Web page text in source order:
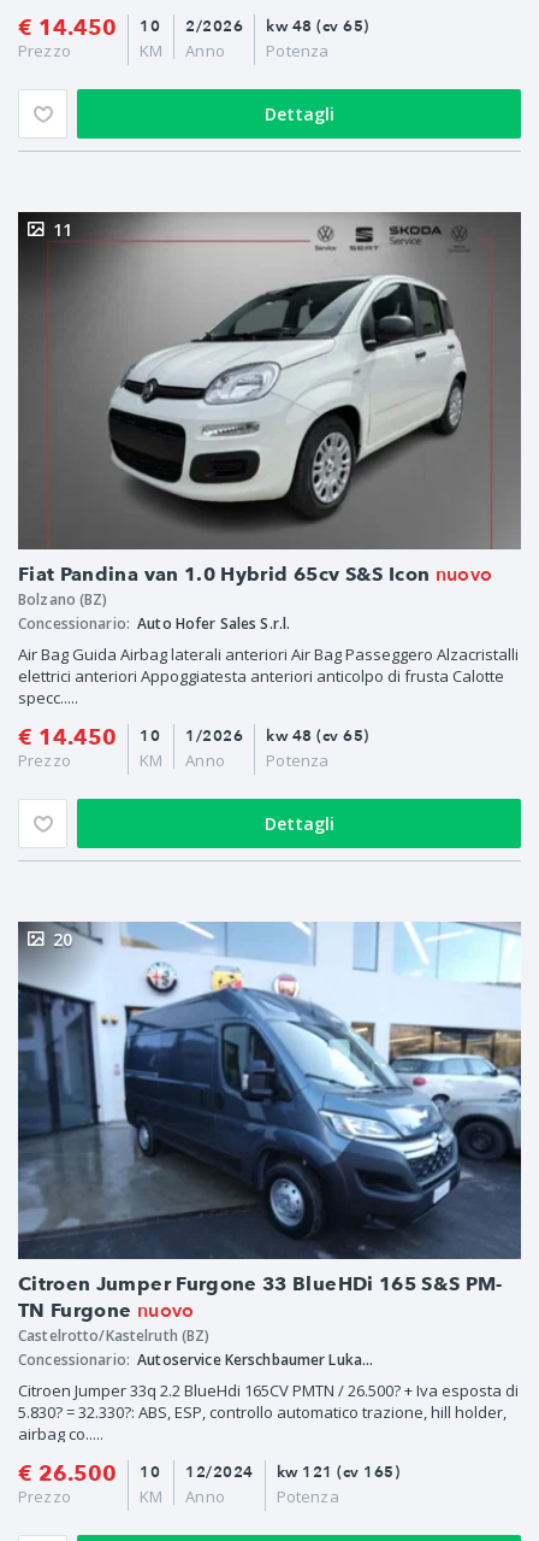
€ 14.450
Prezzo
2/2026
Anno
10
KM
kw 48 (cv 65)
Potenza
Dettagli
Fiat Pandina van 1.0 Hybrid 65cv S&S Icon nuovo
11
Bolzano (BZ)
Concessionario: Auto Hofer Sales S.r.l.
Air Bag Guida Airbag laterali anteriori Air Bag Passeggero Alzacristalli
elettrici anteriori Appoggiatesta anteriori anticolpo di frusta Calotte
specc.....
€ 14.450
Prezzo
1/2026
Anno
10
KM
kw 48 (cv 65)
Potenza
Dettagli
Citroen Jumper Furgone 33 BlueHDi 165 S&S PM-
TN Furgone nuovo
20
Castelrotto/Kastelruth (BZ)
Concessionario:
Autoservice Kerschbaumer Lukas e Co. S.a.s.
Citroen Jumper 33q 2.2 BlueHdi 165CV PMTN / 26.500? + Iva esposta di
5.830? = 32.330?: ABS, ESP, controllo automatico trazione, hill holder,
airbag co.....
€ 26.500
Prezzo
12/2024
Anno
10
KM
kw 121 (cv 165)
Potenza